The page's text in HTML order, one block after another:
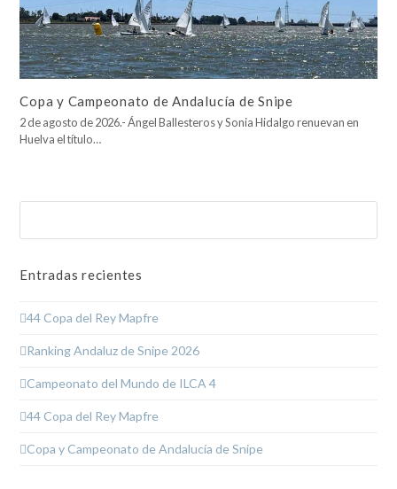
Copa y Campeonato de Andalucía de Snipe
2 de agosto de 2026.- Ángel Ballesteros y Sonia Hidalgo renuevan en
Huelva el título…
Entradas recientes
44 Copa del Rey Mapfre
Ranking Andaluz de Snipe 2026
Campeonato del Mundo de ILCA 4
44 Copa del Rey Mapfre
Copa y Campeonato de Andalucía de Snipe